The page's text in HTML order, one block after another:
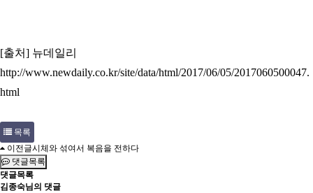
[출처] 뉴데일리
http://www.newdaily.co.kr/site/data/html/2017/06/05/2017060500047.
html
목록
이전글시체와 섞여서 복음을 전하다
댓글목록
댓글목록
김종숙님의 댓글